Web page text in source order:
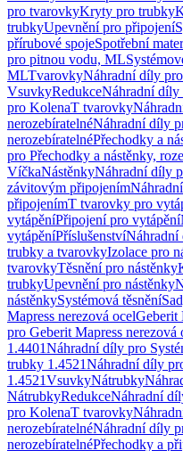
pro tvarovkyKryty pro trubky
trubkyUpevnění pro připojení
přírubové spojeSpotřební
pro pitnou vodu, ML
MLTvarovkyNáhradní díly
VsuvkyRedukceNáhradní díly
pro KolenaT tvarovky
nerozebíratelnéNáhradní díly
nerozebíratelnéPřechodky a
pro Přechodky a nástěnky,
VíčkaNástěnkyNáhradní díly
závitovým připojením
připojenímT tvarovky pro
vytápěníPřipojení pro vytápění
vytápěníPříslušenstvíNáhradní
trubky a tvarovkyIzolace pro
tvarovkyTěsnění pro nástěnky
trubkyUpevnění pro nástěnky
nástěnkySystémová těsnění
Mapress nerezová ocelGeberit
pro Geberit Mapress nerezová
1.4401Náhradní díly pro
trubky 1.4521Náhradní díly
1.4521VsuvkyNátrubky
NátrubkyRedukceNáhradní
pro KolenaT tvarovky
nerozebíratelnéNáhradní díly
nerozebíratelnéPřechodky a